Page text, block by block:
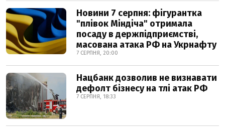
Новини 7 серпня: фігурантка
"плівок Міндіча" отримала
посаду в держпідприємстві,
масована атака РФ на Укрнафту
7 СЕРПНЯ, 20:00
Нацбанк дозволив не визнавати
дефолт бізнесу на тлі атак РФ
7 СЕРПНЯ, 18:33